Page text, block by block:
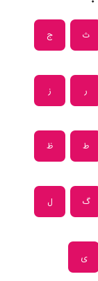
ث ج
ر ز
ط ظ
گ ل
ی